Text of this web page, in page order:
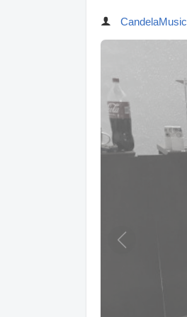
CandelaMusic